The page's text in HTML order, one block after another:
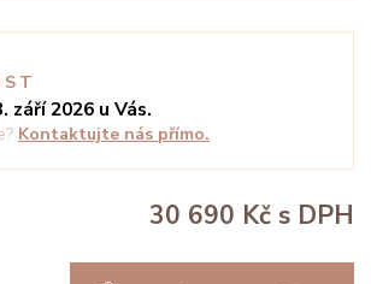
září 2026 u Vás.
Kontaktujte nás přímo.
30 690 Kč s DPH